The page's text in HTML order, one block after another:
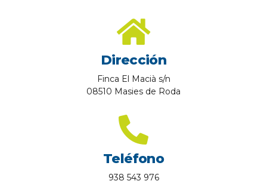
Dirección
Finca El Macià s/n
08510 Masies de Roda
Teléfono
938 543 976